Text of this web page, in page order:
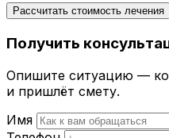
Рассчитать стоимость лечения
Получить
Опишите ситуацию —
и пришлёт смету.
Имя